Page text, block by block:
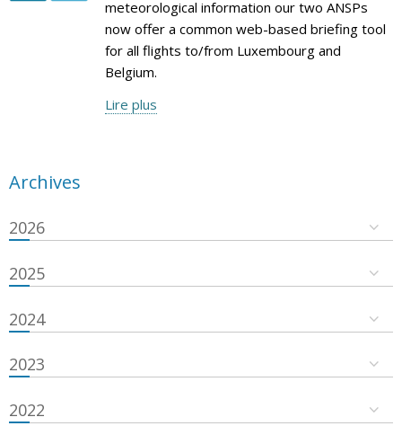
meteorological information our two ANSPs
now offer a common web-based briefing tool
for all flights to/from Luxembourg and
Belgium.
Lire plus
Archives
2026
2025
2024
2023
2022